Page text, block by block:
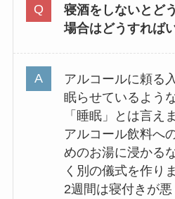
寝酒をしないとど
場合はどうすれば
アルコールに頼る
眠らせているよう
「睡眠」とは言え
アルコール飲料へ
めのお湯に浸かる
く別の儀式を作り
2週間は寝付きが